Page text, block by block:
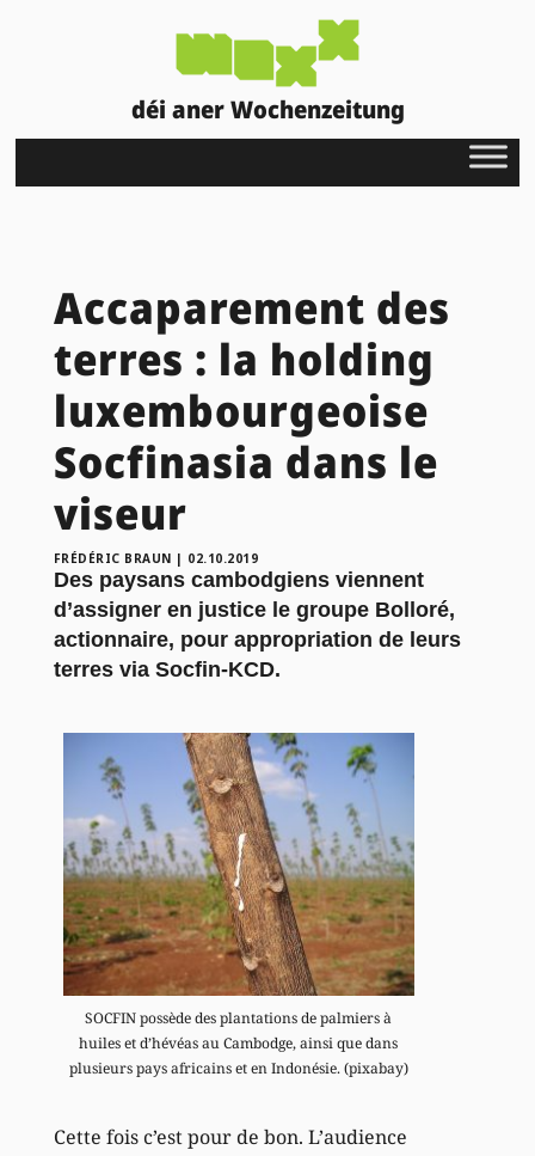
déi aner Wochenzeitung
Accaparement des
terres : la holding
luxembourgeoise
Socfinasia dans le
viseur
FRÉDÉRIC BRAUN | 02.10.2019
Des paysans cambodgiens viennent
d’assigner en justice le groupe Bolloré,
actionnaire, pour appropriation de leurs
terres via Socfin-KCD.
SOCFIN possède des plantations de palmiers à
huiles et d’hévéas au Cambodge, ainsi que dans
plusieurs pays africains et en Indonésie. (pixabay)
Cette fois c’est pour de bon. L’audience